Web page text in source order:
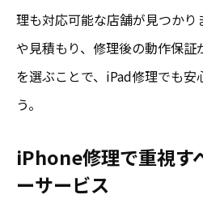
理も対応可能な店舗が見つか
や見積もり、修理後の動作保
を選ぶことで、iPad修理でも安
う。
iPhone修理で重視す
ーサービス